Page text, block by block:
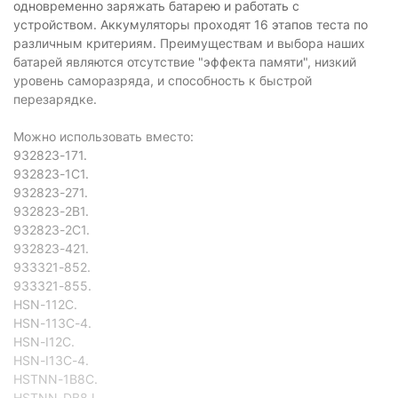
одновременно заряжать батарею и работать с
устройством. Аккумуляторы проходят 16 этапов теста по
различным критериям. Преимуществам и выбора наших
батарей являются отсутствие "эффекта памяти", низкий
уровень саморазряда, и способность к быстрой
перезарядке.
Можно использовать вместо:
932823-171.
932823-1C1.
932823-271.
932823-2B1.
932823-2C1.
932823-421.
933321-852.
933321-855.
HSN-112C.
HSN-113C-4.
HSN-I12C.
HSN-I13C-4.
HSTNN-1B8C.